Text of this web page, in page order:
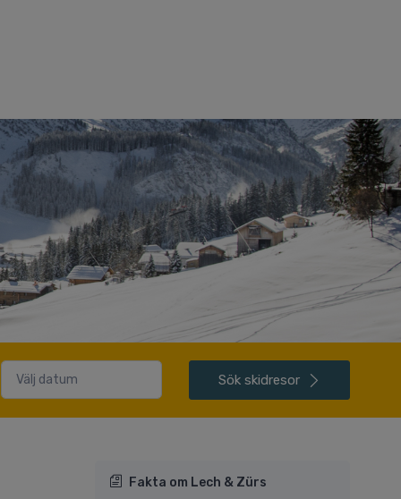
Sök skidresor
Fakta om Lech & Zürs